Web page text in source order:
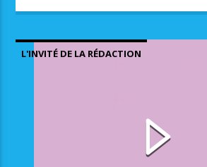
L'INVITÉ DE LA RÉDACTION